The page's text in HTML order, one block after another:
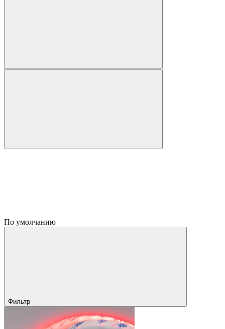
По умолчанию
Фильтр